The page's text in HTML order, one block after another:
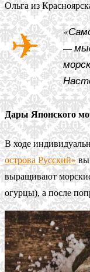
Ольга из
—
Дары Японского
В ходе
острова Русский»вы
выращивают
огурцы), а после